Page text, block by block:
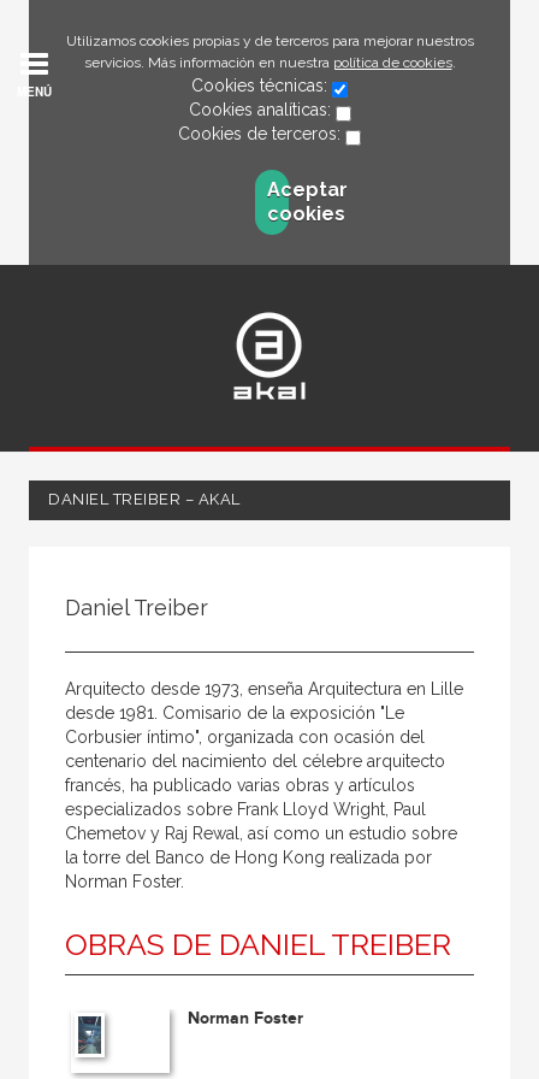
Utilizamos cookies propias y de terceros para mejorar nuestros
servicios. Más información en nuestra política de cookies.
Cookies técnicas:
Cookies analíticas:
Cookies de terceros:
Aceptar
cookies
MENÚ
DANIEL TREIBER – AKAL
Coordinador
Editora
Escritor
Escritora
Prologuista
Traductora
Daniel Treiber
Arquitecto desde 1973, enseña Arquitectura en Lille
desde 1981. Comisario de la exposición "Le
Corbusier íntimo", organizada con ocasión del
centenario del nacimiento del célebre arquitecto
francés, ha publicado varias obras y artículos
especializados sobre Frank Lloyd Wright, Paul
Chemetov y Raj Rewal, así como un estudio sobre
la torre del Banco de Hong Kong realizada por
Norman Foster.
OBRAS DE DANIEL TREIBER
Norman Foster